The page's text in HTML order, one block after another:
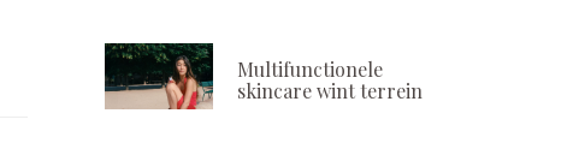
Multifunctionele
skincare wint terrein